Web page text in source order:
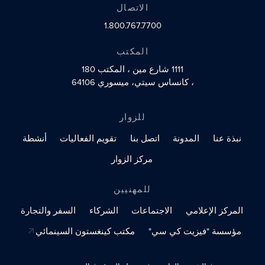
الاتصال
1.800.767.7700
المكتب
1111 شارع مين
، المكتب 180
، كانساس سيتي، ميسوري 64106
للزوار
نبذة عنا
المدونة اتصل بنا تقويم الفعاليات
أنشطة
مركز الزوار
للمهنيين
المركز الإعلامي
الاجتماعات الشركاء
السفر والتجارة
مؤسسة "فيزيت كي سي"
مكتب كينغستون السينمائي